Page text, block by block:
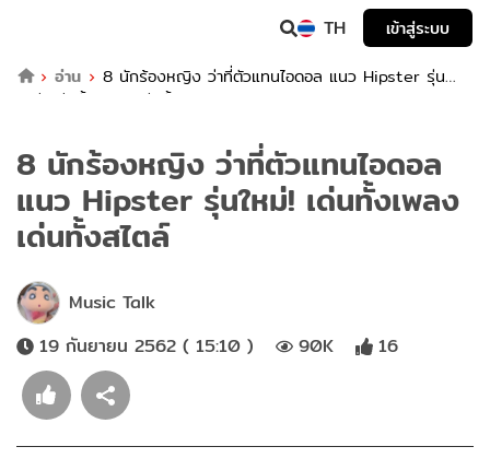
TH
เข้าสู่ระบบ
อ่าน
8 นักร้องหญิง ว่าที่ตัวแทนไอดอล แนว Hipster รุ่น
ใหม่! เด่นทั้งเพลง เด่นทั้งสไตล์
8 นักร้องหญิง ว่าที่ตัวแทนไอดอล
แนว Hipster รุ่นใหม่! เด่นทั้งเพลง
เด่นทั้งสไตล์
Music Talk
19 กันยายน 2562 ( 15:10 )
90K 16